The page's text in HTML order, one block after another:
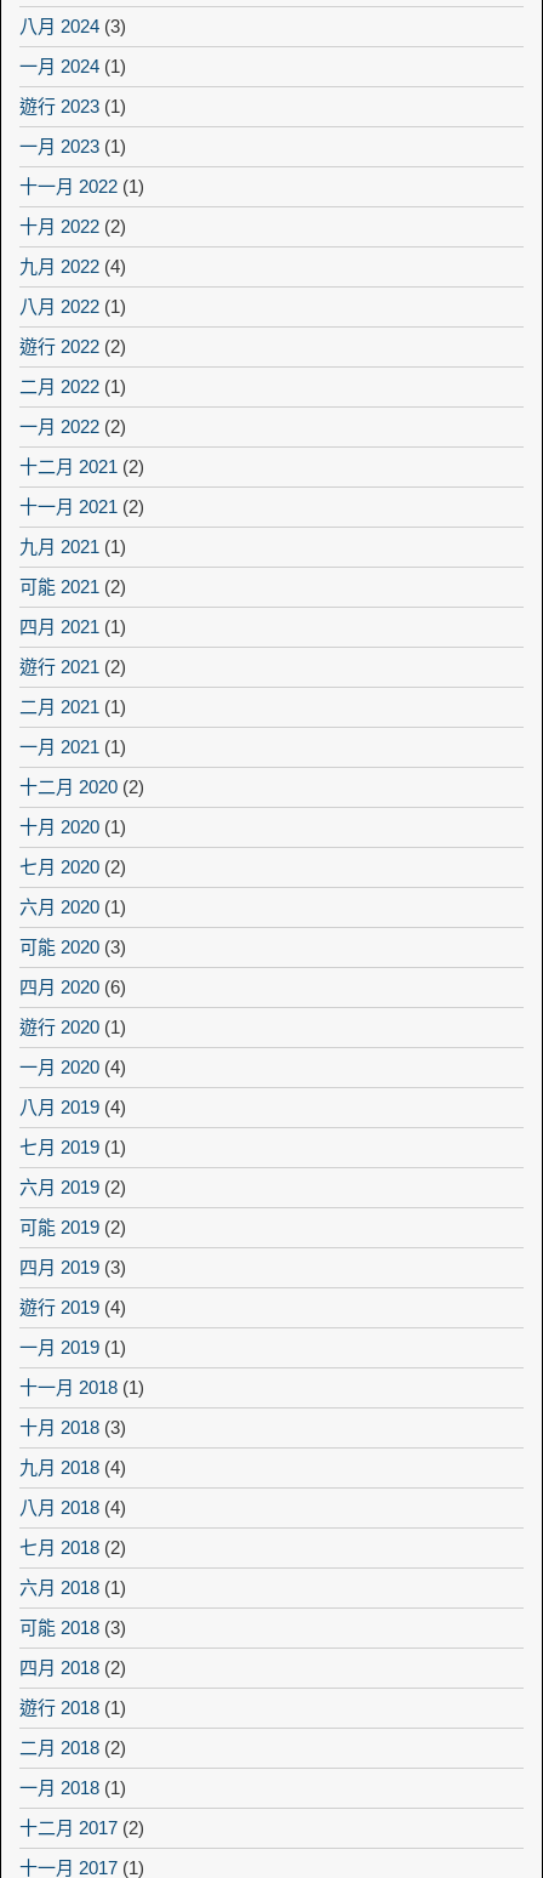
八月 2024 (3)
一月 2024 (1)
遊行 2023 (1)
一月 2023 (1)
十一月 2022 (1)
十月 2022 (2)
九月 2022 (4)
八月 2022 (1)
遊行 2022 (2)
二月 2022 (1)
一月 2022 (2)
十二月 2021 (2)
十一月 2021 (2)
九月 2021 (1)
可能 2021 (2)
四月 2021 (1)
遊行 2021 (2)
二月 2021 (1)
一月 2021 (1)
十二月 2020 (2)
十月 2020 (1)
七月 2020 (2)
六月 2020 (1)
可能 2020 (3)
四月 2020 (6)
遊行 2020 (1)
一月 2020 (4)
八月 2019 (4)
七月 2019 (1)
六月 2019 (2)
可能 2019 (2)
四月 2019 (3)
遊行 2019 (4)
一月 2019 (1)
十一月 2018 (1)
十月 2018 (3)
九月 2018 (4)
八月 2018 (4)
七月 2018 (2)
六月 2018 (1)
可能 2018 (3)
四月 2018 (2)
遊行 2018 (1)
二月 2018 (2)
一月 2018 (1)
十二月 2017 (2)
十一月 2017 (1)